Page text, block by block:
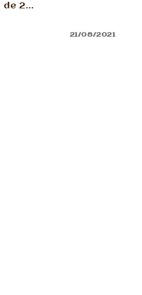
de 2…
21/08/2021